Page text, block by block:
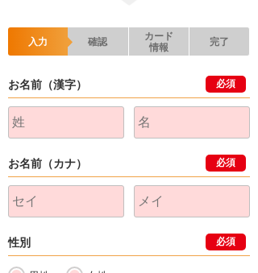
入力 確認
カード
情報
完了
お名前（漢字） 必須
お名前（カナ） 必須
性別 必須